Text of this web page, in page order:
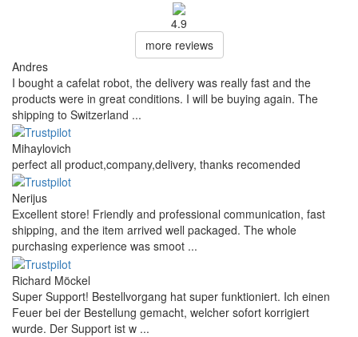
4.9
more reviews
Andres
I bought a cafelat robot, the delivery was really fast and the
products were in great conditions. I will be buying again. The
shipping to Switzerland ...
Mihaylovich
perfect all product,company,delivery, thanks recomended
Nerijus
Excellent store! Friendly and professional communication, fast
shipping, and the item arrived well packaged. The whole
purchasing experience was smoot ...
Richard Möckel
Super Support! Bestellvorgang hat super funktioniert. Ich einen
Feuer bei der Bestellung gemacht, welcher sofort korrigiert
wurde. Der Support ist w ...